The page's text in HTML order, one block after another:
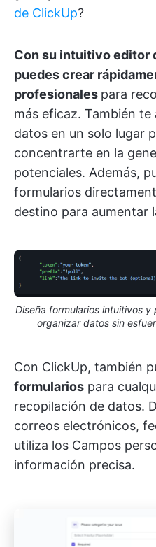
de ClickUp?
Con su intuitivo editor
puedes crear
profesionales para
más eficaz. También
datos en un solo lugar
concentrarte en la
potenciales. Además,
formularios
destino para aumentar
Diseña formularios intuitivos
organizar datos sin
Con ClickUp, también
formularios para
recopilación de datos.
correos electrónicos,
utiliza los Campos
información precisa.